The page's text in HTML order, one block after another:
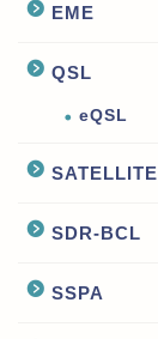
EME
QSL
eQSL
SATELLITE
SDR-BCL
SSPA